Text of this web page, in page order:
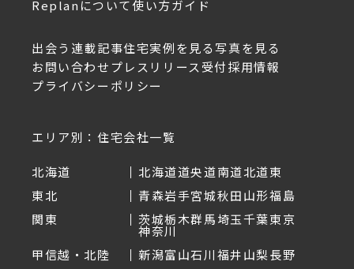
Replanについて使い方ガイド
出会う 連載記事住宅実例を見る写真を見る
お問い合わせ プレスリリース受付採用情報
プライバシーポリシー
エリア別：住宅会社一覧
北海道 北海道道央道南道北道東
東北
青森岩手宮城秋田山形福島
関東
茨城栃木群馬埼玉千葉東京
神奈川
甲信越・北陸
新潟富山石川福井山梨長野